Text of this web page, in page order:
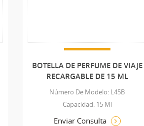
BOTELLA DE PERFUME DE VIAJE
RECARGABLE DE 15 ML
Número De Modelo: L45B
Capacidad: 15 Ml
Enviar Consulta